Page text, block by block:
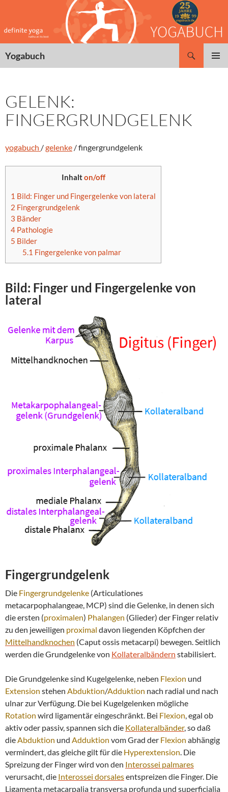
springen
Yogabuch
GELENK:
FINGERGRUNDGELENK
yogabuch /gelenke / fingergrundgelenk
Inhalton/off
1 Bild: Finger und Fingergelenke von lateral
2 Fingergrundgelenk
3 Bänder
4 Pathologie
5 Bilder
5.1 Fingergelenke von palmar
Bild: Finger und Fingergelenke von
lateral
Fingergrundgelenk
Die Fingergrundgelenke (Articulationes
metacarpophalangeae, MCP) sind die Gelenke, in denen sich
die ersten (proximalen) Phalangen (Glieder) der Finger relativ
zu den jeweiligen proximal davon liegenden Köpfchen der
Mittelhandknochen (Caput ossis metacarpi) bewegen. Seitlich
werden die Grundgelenke von Kollateralbändern stabilisiert.
Die Grundgelenke sind Kugelgelenke, neben Flexion und
Extension stehen Abduktion/Adduktion nach radial und nach
ulnar zur Verfügung. Die bei Kugelgelenken mögliche
Rotation wird ligamentär eingeschränkt. Bei Flexion, egal ob
aktiv oder passiv, spannen sich die Kollateralbänder, so daß
dieAbduktion und Adduktion vom Grad der Flexion abhängig
vermindert, das gleiche gilt für die Hyperextension. Die
Spreizung der Finger wird von den Interossei palmares
verursacht, die Interossei dorsalesentspreizen die Finger. Die
Ligamenta metacarpalia transversa profunda und superficialia